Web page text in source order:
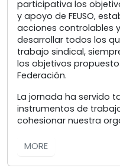
participativa los
y apoyo de FEUSO,
acciones controlables
desarrollar todos los
trabajo sindical,
los objetivos
Federación.
La jornada ha servido
instrumentos de
cohesionar nuestra
MORE